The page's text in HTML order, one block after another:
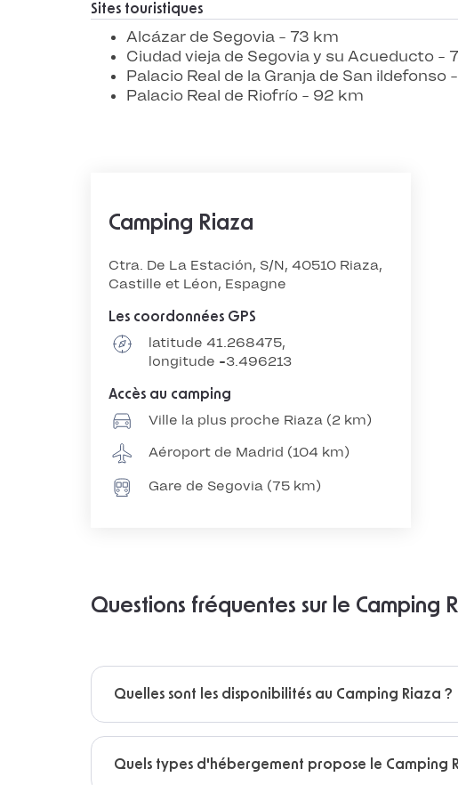
Sites touristiques
Alcázar de Segovia - 73 km
Ciudad vieja de Segovia y su Acueducto -
Palacio Real de la Granja de San ildefonso
Palacio Real de Riofrío - 92 km
Camping Riaza
Ctra. De La Estación, S/N, 40510 Riaza,
Castille et Léon, Espagne
Les coordonnées GPS
latitude 41.268475,
longitude -3.496213
Accès au camping
Ville la plus proche Riaza (2 km)
Aéroport de Madrid (104 km)
Gare de Segovia (75 km)
Questions fréquentes sur le Camping
Quelles sont les disponibilités au Camping Riaza ?
Quels types d'hébergement propose le Camping